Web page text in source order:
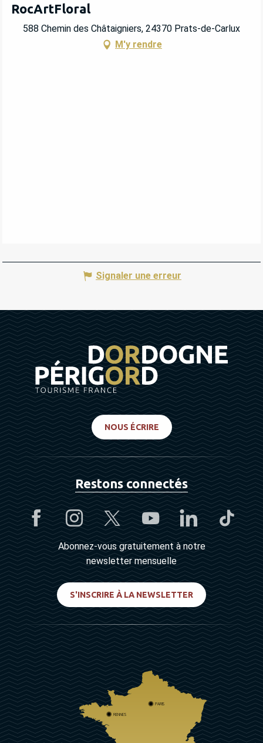
RocArtFloral
588 Chemin des Châtaigniers, 24370 Prats-de-Carlux
M'y rendre
Signaler une erreur
NOUS ÉCRIRE
Restons connectés
Abonnez-vous gratuitement à notre
newsletter mensuelle
S'INSCRIRE À LA NEWSLETTER
PARIS
RENNES